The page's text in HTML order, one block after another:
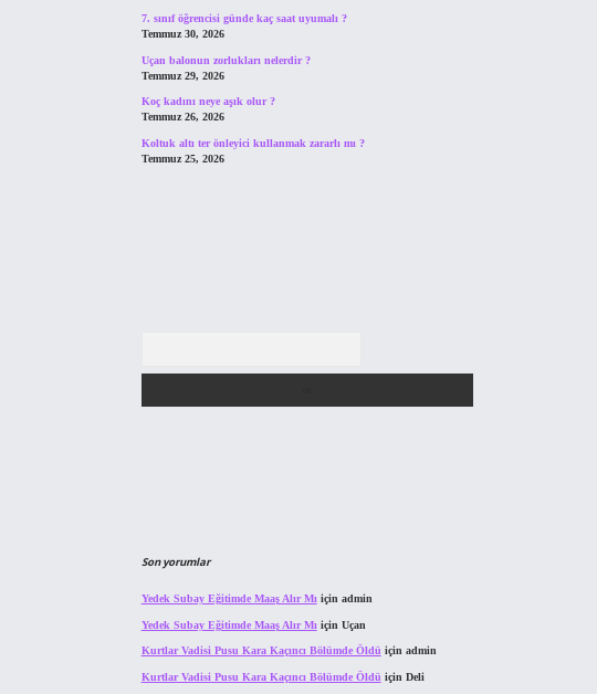
7. sınıf öğrencisi günde kaç saat uyumalı ?
Temmuz 30, 2026
Uçan balonun zorlukları nelerdir ?
Temmuz 29, 2026
Koç kadını neye aşık olur ?
Temmuz 26, 2026
Koltuk altı ter önleyici kullanmak zararlı mı ?
Temmuz 25, 2026
Son yorumlar
Yedek Subay Eğitimde Maaş Alır Mı için admin
Yedek Subay Eğitimde Maaş Alır Mı için Uçan
Kurtlar Vadisi Pusu Kara Kaçıncı Bölümde Öldü için admin
Kurtlar Vadisi Pusu Kara Kaçıncı Bölümde Öldü için Deli